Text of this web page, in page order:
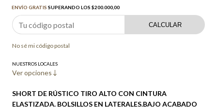
ENVÍO GRATIS SUPERANDO LOS $200.000,00
CALCULAR
No sé mi código postal
NUESTROS LOCALES
Ver opciones
SHORT DE RÚSTICO TIRO ALTO CON CINTURA
ELASTIZADA. BOLSILLOS EN LATERALES.BAJO ACABADO